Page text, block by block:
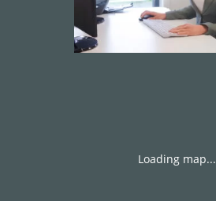
Loading map...